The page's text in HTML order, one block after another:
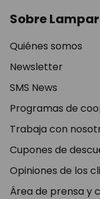
Sobre
Quiénes somos
Newsletter
SMS News
Programas de
Trabaja con
Cupones de
Opiniones de los
Área de prensa y